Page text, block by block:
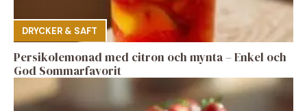
DRYCKER & SAFT
Persikolemonad med citron och mynta – Enkel och
God Sommarfavorit